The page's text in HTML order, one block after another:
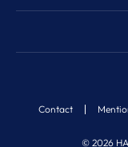
© 2026
Contact